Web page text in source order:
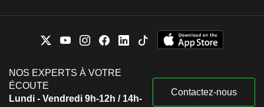
NOS EXPERTS À VOTRE
ÉCOUTE
Lundi - Vendredi 9h-12h / 14h-
Contactez-nous